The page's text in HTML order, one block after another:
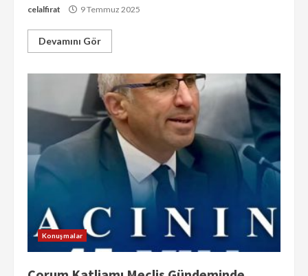
celalfirat 9 Temmuz 2025
Devamını Gör
Konuşmalar